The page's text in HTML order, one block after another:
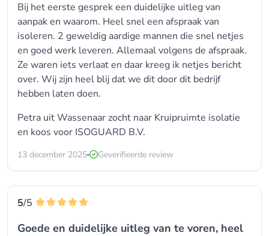
Bij het eerste gesprek een duidelijke uitleg van
aanpak en waarom. Heel snel een afspraak van
isoleren. 2 geweldig aardige mannen die snel netjes
en goed werk leveren. Allemaal volgens de afspraak.
Ze waren iets verlaat en daar kreeg ik netjes bericht
over. Wij zijn heel blij dat we dit door dit bedrijf
hebben laten doen.
Petra uit Wassenaar zocht naar Kruipruimte isolatie
en koos voor ISOGUARD B.V.
13 december 2025 Geverifieerde review
5/5
Goede en duidelijke uitleg van te voren, heel